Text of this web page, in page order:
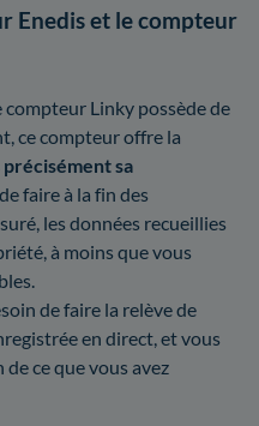
Enedis et le compteur
Linky possède de
ce compteur offre la
sa
de faire à la fin des
les données recueillies
à moins que vous
de faire la relève de
en direct, et vous
ce que vous avez